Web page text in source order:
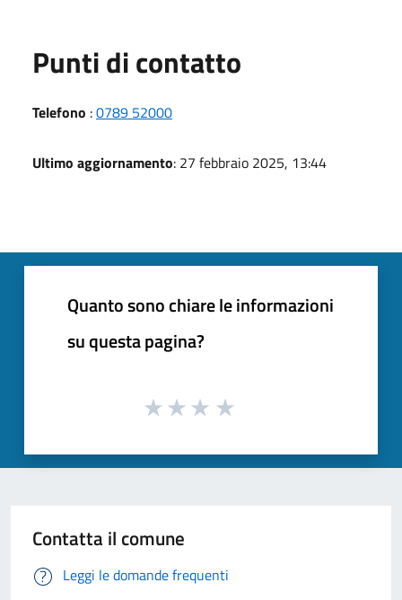
Punti di contatto
Telefono :0789 52000
Ultimo aggiornamento: 27 febbraio 2025, 13:44
Quanto sono chiare le informazioni
su questa pagina?
Contatta il comune
Leggi le domande frequenti